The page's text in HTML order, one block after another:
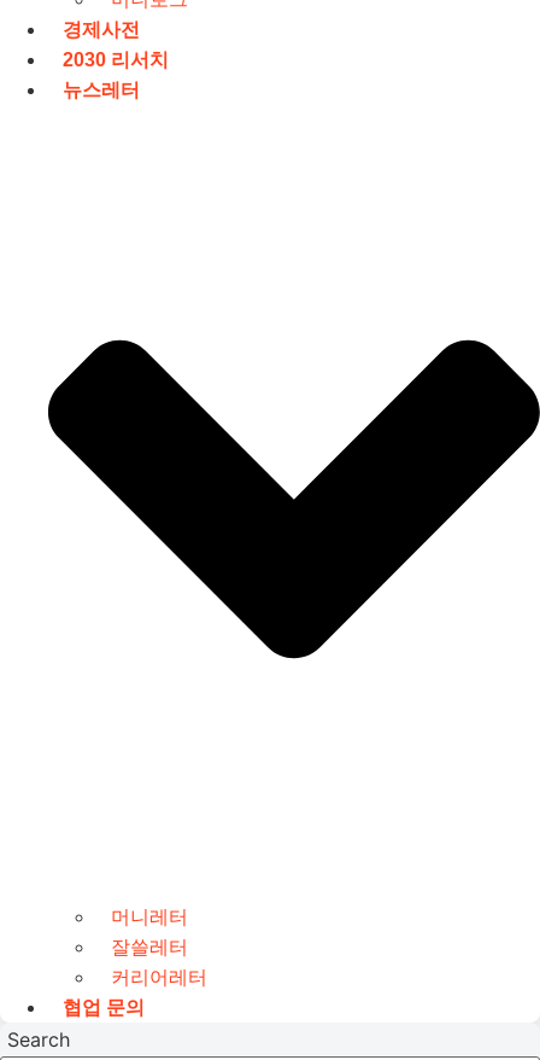
경제사전
2030 리서치
뉴스레터
머니레터
잘쓸레터
커리어레터
협업 문의
Search